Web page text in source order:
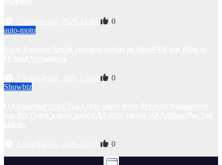
0
auto-moto
0
Showbiz
0